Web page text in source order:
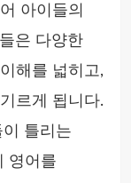
아이들의
은 다양한
해를 넓히고,
르게 됩니다.
틀리는
영어를